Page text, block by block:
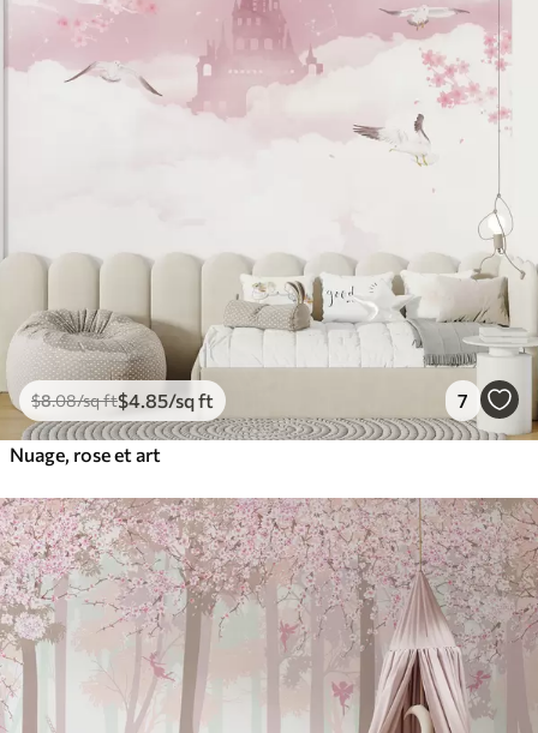
$8.08/sq ft$4 .85/sq ft 7
Nuage, rose et art